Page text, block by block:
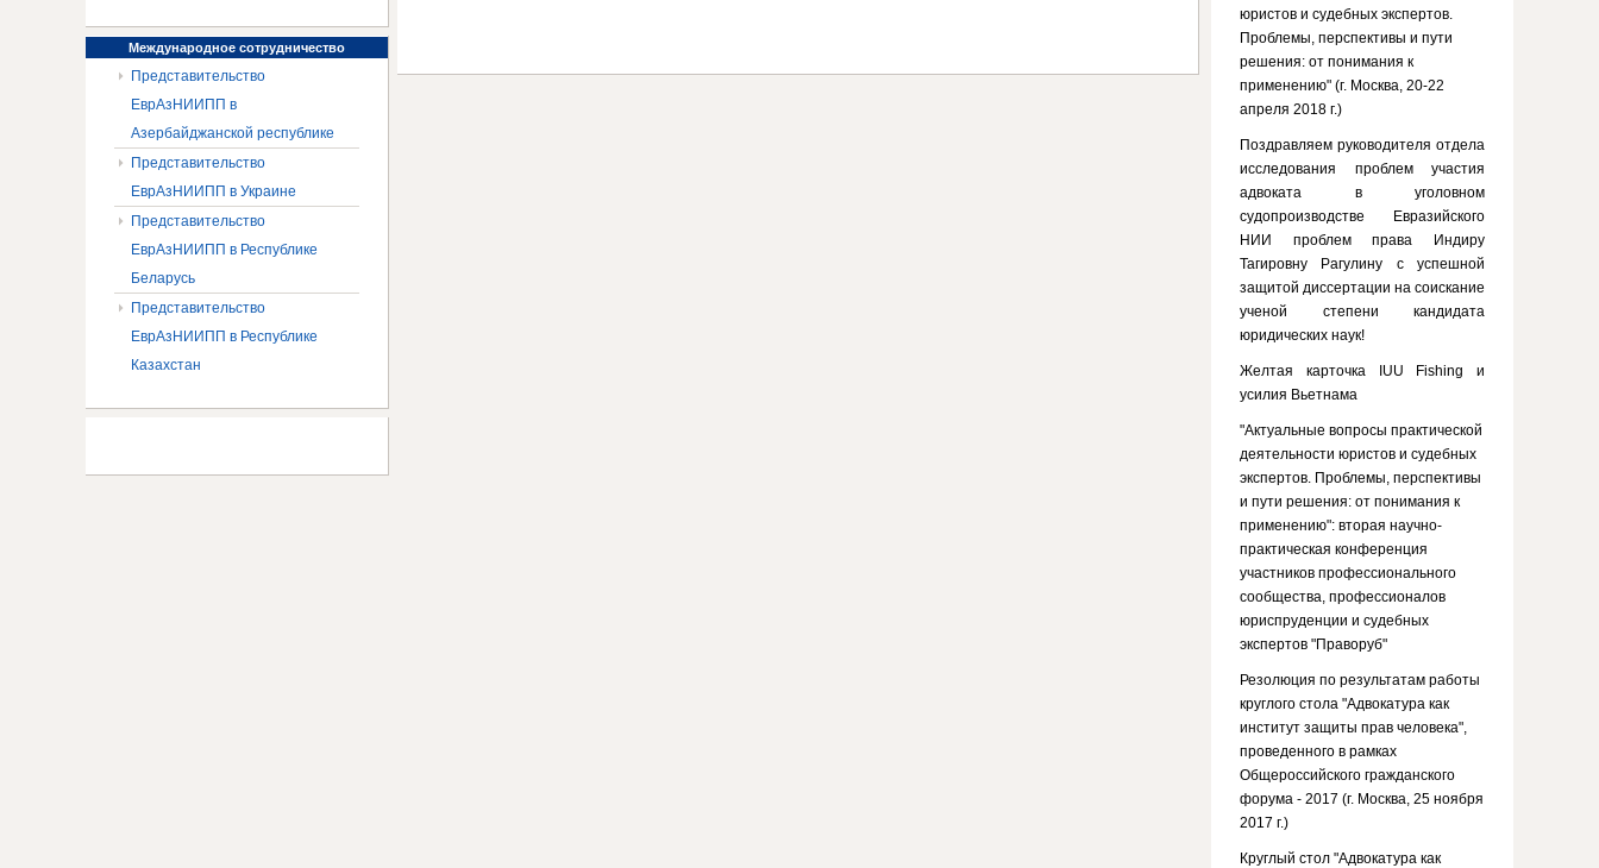
Международное сотрудничество
Представительство
ЕврАзНИИПП в
Азербайджанской республике
Представительство
ЕврАзНИИПП в Украине
Представительство
ЕврАзНИИПП в Республике
Беларусь
Представительство
ЕврАзНИИПП в Республике
Казахстан
юристов и судебных экспертов.
Проблемы, перспективы и пути
решения: от понимания к
применению" (г. Москва, 20-22
апреля 2018 г.)
Поздравляем руководителя отдела
исследования проблем участия
адвоката в уголовном
судопроизводстве Евразийского
НИИ проблем права Индиру
Тагировну Рагулину с успешной
защитой диссертации на соискание
ученой степени кандидата
юридических наук!
Желтая карточка IUU Fishing и
усилия Вьетнама
"Актуальные вопросы практической
деятельности юристов и судебных
экспертов. Проблемы, перспективы
и пути решения: от понимания к
применению": вторая научно-
практическая конференция
участников профессионального
сообщества, профессионалов
юриспруденции и судебных
экспертов "Праворуб"
Резолюция по результатам работы
круглого стола "Адвокатура как
институт защиты прав человека",
проведенного в рамках
Общероссийского гражданского
форума - 2017 (г. Москва, 25 ноября
2017 г.)
Круглый стол "Адвокатура как